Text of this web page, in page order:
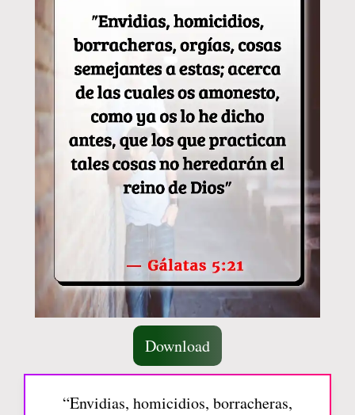
Download
“Envidias, homicidios, borracheras,